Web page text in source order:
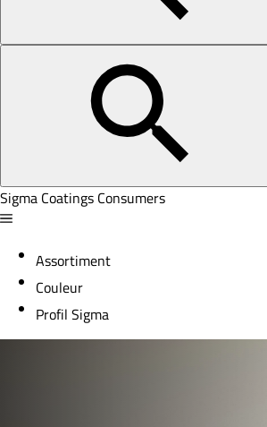
Sigma Coatings Consumers
Assortiment
Couleur
Profil Sigma